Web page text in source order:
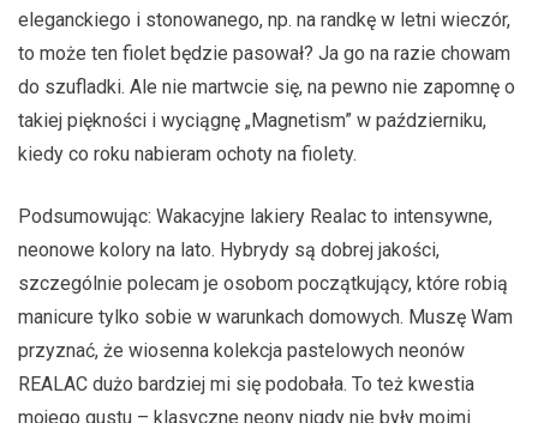
eleganckiego i stonowanego, np. na randkę w letni wieczór,
to może ten fiolet będzie pasował? Ja go na razie chowam
do szufladki. Ale nie martwcie się, na pewno nie zapomnę o
takiej piękności i wyciągnę „Magnetism” w październiku,
kiedy co roku nabieram ochoty na fiolety.
Podsumowując: Wakacyjne lakiery Realac to intensywne,
neonowe kolory na lato. Hybrydy są dobrej jakości,
szczególnie polecam je osobom początkujący, które robią
manicure tylko sobie w warunkach domowych. Muszę Wam
przyznać, że wiosenna kolekcja pastelowych neonów
REALAC dużo bardziej mi się podobała. To też kwestia
mojego gustu – klasyczne neony nigdy nie były moimi